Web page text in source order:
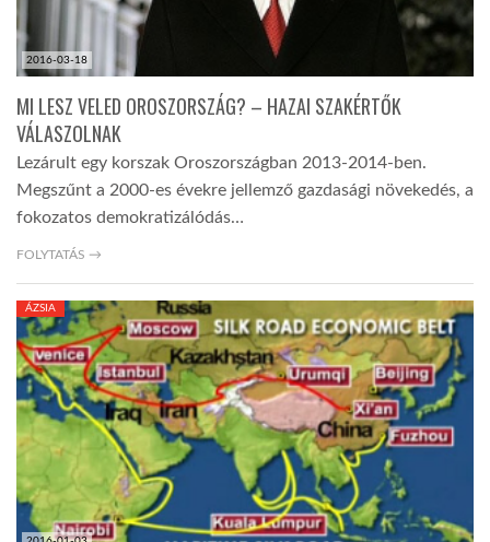
2016-03-18
MI LESZ VELED OROSZORSZÁG? – HAZAI SZAKÉRTŐK
VÁLASZOLNAK
Lezárult egy korszak Oroszországban 2013-2014-ben.
Megszűnt a 2000-es évekre jellemző gazdasági növekedés, a
fokozatos demokratizálódás…
FOLYTATÁS →
ÁZSIA